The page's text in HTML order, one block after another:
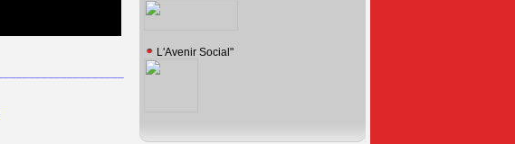
L'Avenir Social"